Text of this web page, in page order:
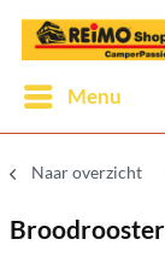
Menu
Naar overzicht